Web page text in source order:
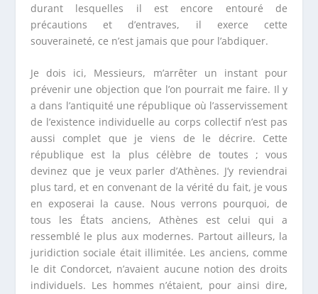
durant lesquelles il est encore entouré de
précautions et d’entraves, il exerce cette
souveraineté, ce n’est jamais que pour l’abdiquer.
Je dois ici, Messieurs, m’arrêter un instant pour
prévenir une objection que l’on pourrait me faire. Il y
a dans l’antiquité une république où l’asservissement
de l’existence individuelle au corps collectif n’est pas
aussi complet que je viens de le décrire. Cette
république est la plus célèbre de toutes ; vous
devinez que je veux parler d’Athènes. J’y reviendrai
plus tard, et en convenant de la vérité du fait, je vous
en exposerai la cause. Nous verrons pourquoi, de
tous les États anciens, Athènes est celui qui a
ressemblé le plus aux modernes. Partout ailleurs, la
juridiction sociale était illimitée. Les anciens, comme
le dit Condorcet, n’avaient aucune notion des droits
individuels. Les hommes n’étaient, pour ainsi dire,